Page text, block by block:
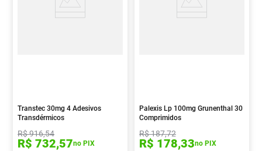
Transtec 30mg 4 Adesivos
Transdérmicos
R$916,54
R$ 732,57no PIX
Palexis Lp 100mg Grunenthal 30
Comprimidos
R$187,72
R$ 178,33no PIX